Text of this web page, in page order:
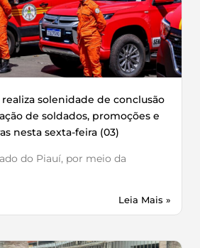
solenidade de conclusão
de soldados, promoções e
nesta sexta-feira (03)
do Piauí, por meio da
Leia Mais »